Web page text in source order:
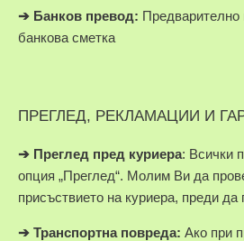
➔ Банков превод:
банкова сметка
ПРЕГЛЕД, РЕКЛАМАЦИИ И
➔ Преглед пред куриера: Всички
опция „Преглед“. Молим Ви да
присъствието на куриера, преди да
➔ Транспортна повреда: Ако при